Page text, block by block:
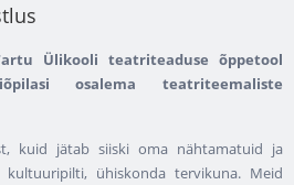
Ülikooli teatriteaduse õppetool
osalema teatriteemaliste
kuid jätab siiski oma nähtamatuid ja
ühiskonda tervikuna. Meid